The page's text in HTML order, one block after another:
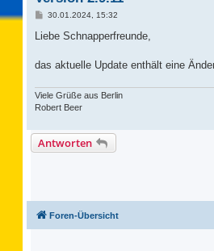
B
i
a
30.01.2024, 15:32
Liebe Schnapperfreunde,
das aktuelle Update enthält eine
Viele Grüße aus Berlin
Robert Beer
Antworten
Foren-Übersicht